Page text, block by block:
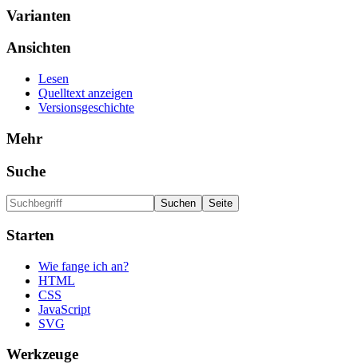
Varianten
Ansichten
Lesen
Quelltext anzeigen
Versionsgeschichte
Mehr
Suche
Starten
Wie fange ich an?
HTML
CSS
JavaScript
SVG
Werkzeuge